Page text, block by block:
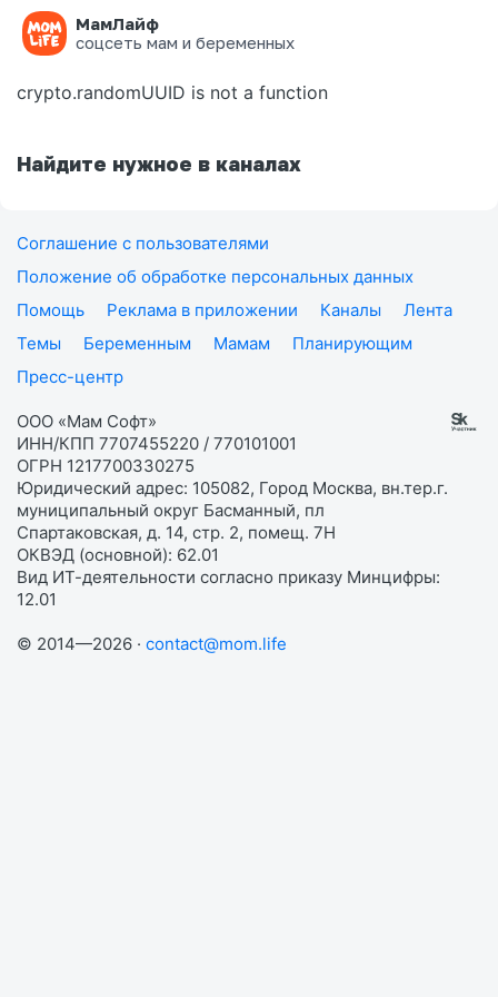
МамЛайф
соцсеть мам и беременных
Ошибка на странице
crypto.randomUUID is not a function
Найдите нужное в каналах
Соглашение с пользователями
Положение об обработке персональных данных
Помощь
Реклама в приложении Каналы
Лента
Темы
Беременным Мамам
Планирующим
Пресс-центр
ООО «Мам Софт»
ИНН/КПП 7707455220 / 770101001
ОГРН 1217700330275
Юридический адрес: 105082, Город Москва, вн.тер.г.
муниципальный округ Басманный, пл
Спартаковская, д. 14, стр. 2, помещ. 7Н
ОКВЭД (основной): 62.01
Вид ИТ-деятельности согласно приказу Минцифры:
12.01
© 2014—2026 · contact@mom.life